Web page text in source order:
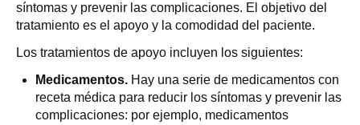
síntomas y prevenir las complicaciones. El objetivo del
tratamiento es el apoyo y la comodidad del paciente.
Los tratamientos de apoyo incluyen los siguientes:
Medicamentos. Hay una serie de medicamentos con
receta médica para reducir los síntomas y prevenir las
complicaciones: por ejemplo, medicamentos